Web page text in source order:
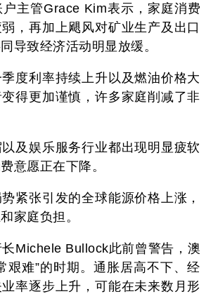
主管Grace Kim表示，家庭消费
，再加上飓风对矿业生产及出口
导致经济活动明显放缓。
度利率持续上升以及燃油价格大
得更加谨慎，许多家庭削减了非
及娱乐服务行业都出现明显疲软
意愿正在下降。
紧张引发的全球能源价格上涨，
家庭负担。
Michele Bullock此前曾警告，澳
艰难”的时期。通胀居高不下、经
率逐步上升，可能在未来数月形